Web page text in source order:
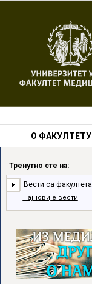
О ФАКУЛТЕТУ
Тренутно сте на:
Вести са факултета
Најновије вести